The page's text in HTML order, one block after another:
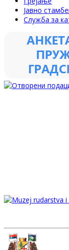
Јавно
Служба за